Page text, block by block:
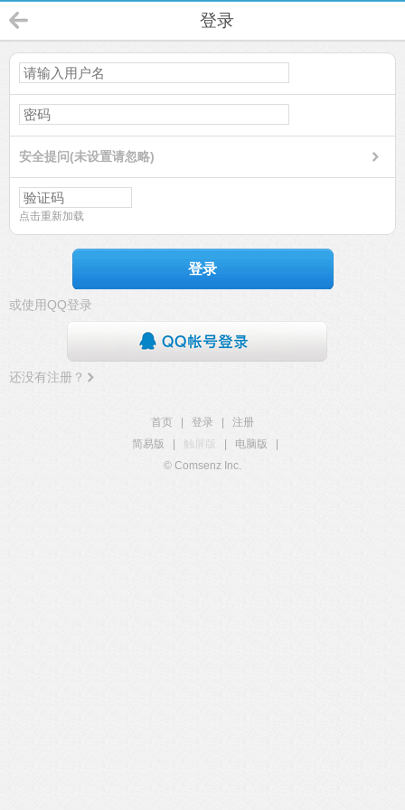
登录
安全提问(未设置请忽略)
点击重新加载
登录
或使用QQ登录
还没有注册？
首页 登录
注册
简易版
触屏版 电脑版
© Comsenz Inc.